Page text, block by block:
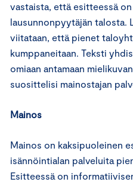
vastaista, että esitteessä
lausunnonpyytäjän talosta.
viitataan, että pienet
kumppaneitaan. Teksti
omiaan antamaan
suosittelisi mainostajan
Mainos
Mainos on kaksipuoleinen
isännöintialan palveluita
Esitteessä on